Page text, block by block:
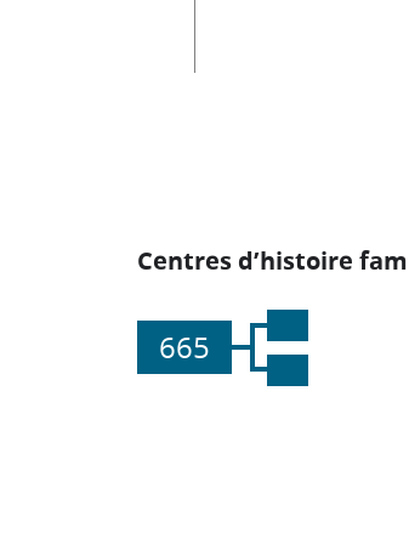
Centres d’histoire
665